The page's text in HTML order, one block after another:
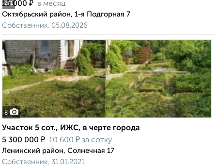
2/1
10 000 ₽ в месяц
Октябрьский район, 1-я Подгорная 7
Собственник, 05.08.2026
8
Участок 5 сот., ИЖС, в черте города
5 300 000 ₽ 10 600 ₽ за сотку
Ленинский район, Солнечная 17
Собственник, 31.01.2021